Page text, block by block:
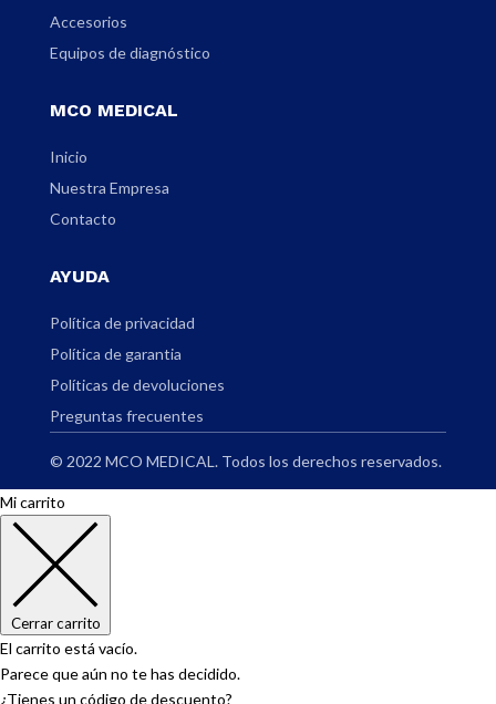
Accesorios
Equipos de diagnóstico
MCO MEDICAL
Inicio
Nuestra Empresa
Contacto
AYUDA
Política de privacidad
Política de garantia
Políticas de devoluciones
Preguntas frecuentes
© 2022 MCO MEDICAL. Todos los derechos reservados.
Mi carrito
Cerrar carrito
El carrito está vacío.
Parece que aún no te has decidido.
¿Tienes un código de descuento?